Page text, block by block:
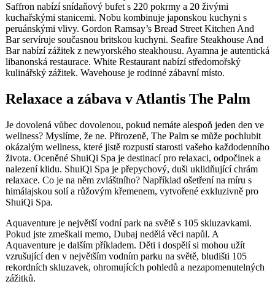
Saffron nabízí snídaňový bufet s 220 pokrmy a 20 živými
kuchařskými stanicemi. Nobu kombinuje japonskou kuchyni s
peruánskými vlivy. Gordon Ramsay’s Bread Street Kitchen And
Bar servíruje současnou britskou kuchyni. Seafire Steakhouse And
Bar nabízí zážitek z newyorského steakhousu. Ayamna je autentická
libanonská restaurace. White Restaurant nabízí středomořský
kulinářský zážitek. Wavehouse je rodinné zábavní místo.
Relaxace a zábava v Atlantis The Palm
Je dovolená vůbec dovolenou, pokud nemáte alespoň jeden den ve
wellness? Myslíme, že ne. Přirozeně, The Palm se může pochlubit
okázalým wellness, které jistě rozpustí starosti vašeho každodenního
života. Oceněné ShuiQi Spa je destinací pro relaxaci, odpočinek a
nalezení klidu. ShuiQi Spa je přepychový, duši uklidňující chrám
relaxace. Co je na něm zvláštního? Například ošetření na míru s
himálajskou solí a růžovým křemenem, vytvořené exkluzivně pro
ShuiQi Spa.
Aquaventure je největší vodní park na světě s 105 skluzavkami.
Pokud jste zmeškali memo, Dubaj nedělá věci napůl. A
Aquaventure je dalším příkladem. Děti i dospělí si mohou užít
vzrušující den v největším vodním parku na světě, bludišti 105
rekordních skluzavek, ohromujících pohledů a nezapomenutelných
zážitků.